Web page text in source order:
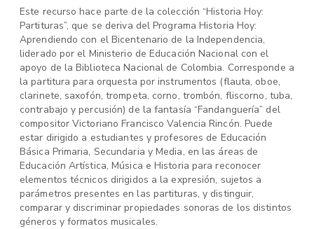
Este recurso hace parte de la colección “Historia Hoy:
Partituras”, que se deriva del Programa Historia Hoy:
Aprendiendo con el Bicentenario de la Independencia,
liderado por el Ministerio de Educación Nacional con el
apoyo de la Biblioteca Nacional de Colombia. Corresponde a
la partitura para orquesta por instrumentos (flauta, oboe,
clarinete, saxofón, trompeta, corno, trombón, fliscorno, tuba,
contrabajo y percusión) de la fantasía “Fandanguería” del
compositor Victoriano Francisco Valencia Rincón. Puede
estar dirigido a estudiantes y profesores de Educación
Básica Primaria, Secundaria y Media, en las áreas de
Educación Artística, Música e Historia para reconocer
elementos técnicos dirigidos a la expresión, sujetos a
parámetros presentes en las partituras, y distinguir,
comparar y discriminar propiedades sonoras de los distintos
géneros y formatos musicales.